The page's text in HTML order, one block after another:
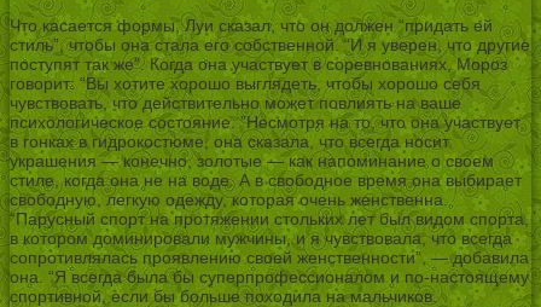
Что касается формы, Луи сказал, что он должен “придать ей
стиль”, чтобы она стала его собственной. “И я уверен, что другие
поступят так же”. Когда она участвует в соревнованиях, Мороз
говорит: “Вы хотите хорошо выглядеть, чтобы хорошо себя
чувствовать, что действительно может повлиять на ваше
психологическое состояние. ”Несмотря на то, что она участвует
в гонках в гидрокостюме, она сказала, что всегда носит
украшения — конечно, золотые — как напоминание о своем
стиле, когда она не на воде. А в свободное время она выбирает
свободную, легкую одежду, которая очень женственна.
“Парусный спорт на протяжении стольких лет был видом спорта,
в котором доминировали мужчины, и я чувствовала, что всегда
сопротивлялась проявлению своей женственности”, — добавила
она. “Я всегда была бы суперпрофессионалом и по-настоящему
спортивной, если бы больше походила на мальчиков.